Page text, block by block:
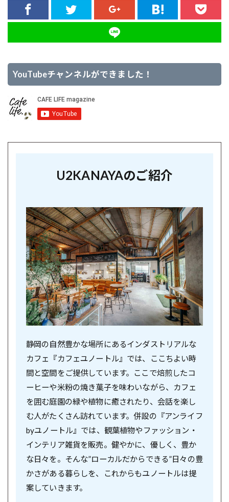
YouTubeチャンネルができました！
U2KANAYAのご紹介
静岡の自然豊かな場所にあるインダストリアルな
カフェ『カフェユノートル』では、ここちよい時
間と空間をご提供しています。ここで焙煎したコ
ーヒーや米粉の焼き菓子を味わいながら、カフェ
を囲む庭園の緑や植物に癒されたり、会話を楽し
む人がたくさん訪れています。併設の『アンライフ
byユノートル』では、観葉植物やファッション・
インテリア雑貨を販売。健やかに、優しく、豊か
な日々を。そんな”ローカルだからできる”日々の豊
かさがある暮らしを、これからもユノートルは提
案していきます。